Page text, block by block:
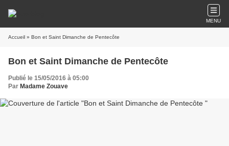
MENU
Accueil » Bon et Saint Dimanche de Pentecôte
Bon et Saint Dimanche de Pentecôte
Publié le 15/05/2016 à 05:00
Par Madame Zouave